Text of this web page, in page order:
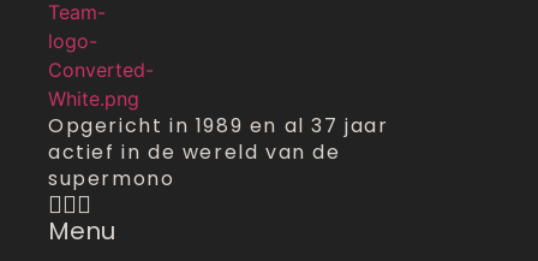
Opgericht in 1989 en al 37 jaar
actief in de wereld van de
supermono
Menu